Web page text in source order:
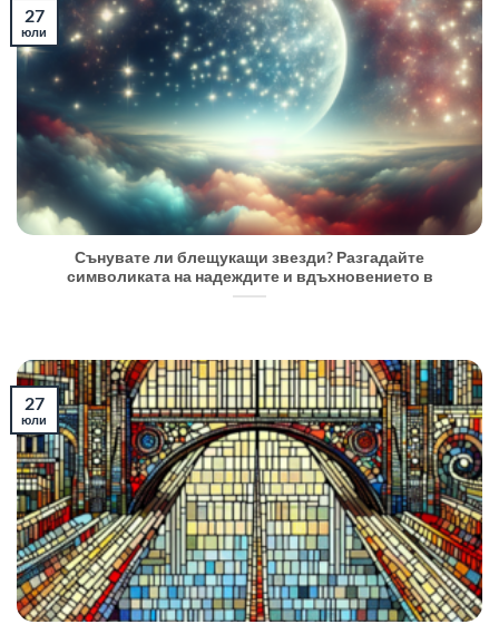
Сънувате ли блещукащи звезди? Разгадайте
символиката на надеждите и вдъхновението в
27
юли
27
юли